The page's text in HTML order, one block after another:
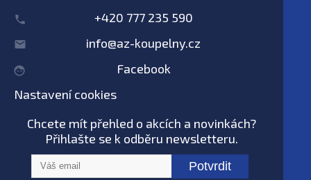
+420 777 235 590
info@az-koupelny.cz
Facebook
Nastavení cookies
Chcete mít přehled o akcích a novinkách?
Přihlašte se k odběru newsletteru.
Potvrdit